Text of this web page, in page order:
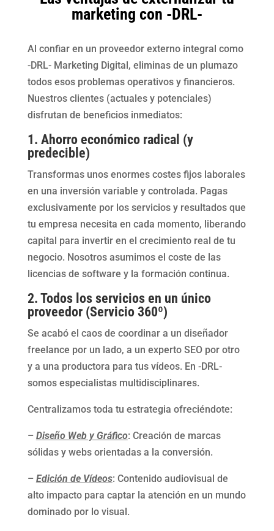
marketing con -DRL-
Al confiar en un proveedor externo integral como
-DRL- Marketing Digital, eliminas de un plumazo
todos esos problemas operativos y financieros.
Nuestros clientes (actuales y potenciales)
disfrutan de beneficios inmediatos:
1. Ahorro económico radical (y
predecible)
Transformas unos enormes costes fijos laborales
en una inversión variable y controlada. Pagas
exclusivamente por los servicios y resultados que
tu empresa necesita en cada momento, liberando
capital para invertir en el crecimiento real de tu
negocio. Nosotros asumimos el coste de las
licencias de software y la formación continua.
2. Todos los servicios en un único
proveedor (Servicio 360º)
Se acabó el caos de coordinar a un diseñador
freelance por un lado, a un experto SEO por otro
y a una productora para tus vídeos. En -DRL-
somos especialistas multidisciplinares.
Centralizamos toda tu estrategia ofreciéndote:
– Diseño Web y Gráfico: Creación de marcas
sólidas y webs orientadas a la conversión.
– Edición de Vídeos: Contenido audiovisual de
alto impacto para captar la atención en un mundo
dominado por lo visual.